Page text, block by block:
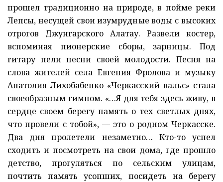
прошел традиционно на природе, в пойме реки
Лепсы, несущей свои изумрудные воды с высоких
отрогов Джунгарского Алатау. Развели костер,
вспоминая пионерские сборы, зарницы. Под
гитару пели песни своей молодости. Песня на
слова жителей села Евгения Фролова и музыку
Анатолия Лихобабенко «Черкасский вальс» стала
своеобразным гимном. «…Я для тебя здесь живу, в
сердце своем берегу память о тех светлых днях,
что провели с тобой», — это о родном Черкасске.
Два дня пролетели незаметно… Кто-то успел
сходить и посмотреть на свои дома, где прошло
детство, прогуляться по сельским улицам,
почтить память усопших, посидеть на берегу